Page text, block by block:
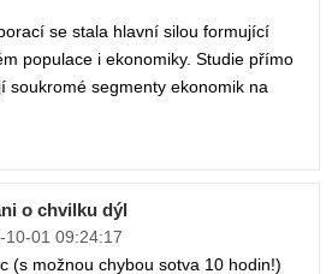
se stala hlavní silou formující
populace i ekonomiky. Studie přímo
soukromé segmenty ekonomik na
o chvilku dýl
10-01 09:24:17
(s možnou chybou sotva 10 hodin!)